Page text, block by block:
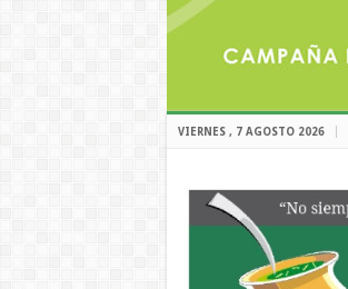
VIERNES , 7 AGOSTO 2026